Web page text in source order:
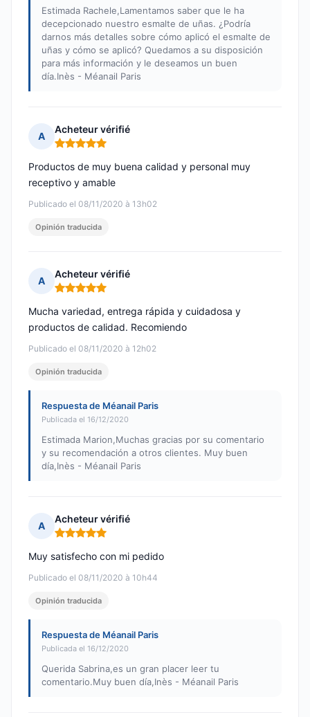
Estimada Rachele,Lamentamos saber que le ha
decepcionado nuestro esmalte de uñas. ¿Podría
darnos más detalles sobre cómo aplicó el esmalte de
uñas y cómo se aplicó? Quedamos a su disposición
para más información y le deseamos un buen
día.Inès - Méanail Paris
A
Acheteur vérifié
Nota: 5 de 5
Publicado el 08/11/2020 à 13h02
Productos de muy buena calidad y personal muy
receptivo y amable
Opinión traducida
A
Acheteur vérifié
Nota: 5 de 5
Publicado el 08/11/2020 à 12h02
Mucha variedad, entrega rápida y cuidadosa y
productos de calidad. Recomiendo
Opinión traducida
Respuesta de Méanail Paris
Publicada el 16/12/2020
Estimada Marion,Muchas gracias por su comentario
y su recomendación a otros clientes. Muy buen
día,Inès - Méanail Paris
A
Acheteur vérifié
Nota: 5 de 5
Publicado el 08/11/2020 à 10h44
Muy satisfecho con mi pedido
Opinión traducida
Respuesta de Méanail Paris
Publicada el 16/12/2020
Querida Sabrina,es un gran placer leer tu
comentario.Muy buen día,Inès - Méanail Paris